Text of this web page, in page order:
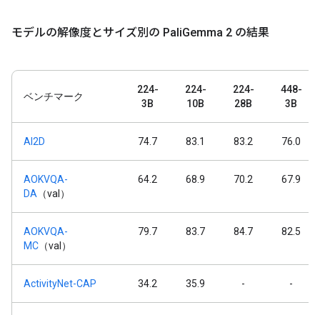
モデルの解像度とサイズ別の PaliGemma 2 の結果
ベンチマーク
224-
3B
224-
10B
224-
28B
448-
3B
AI2D 74.7 83.1 83.2 76.0
AOKVQA-
DA （val）
64.2 68.9 70.2 67.9
AOKVQA-
MC （val）
79.7 83.7 84.7 82.5
ActivityNet-CAP 34.2 35.9 - -